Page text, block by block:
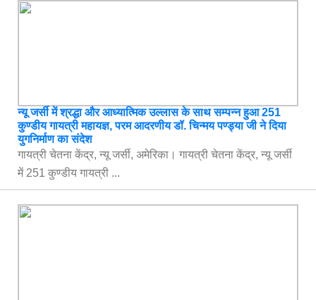
न्यू जर्सी में श्रद्धा और आध्यात्मिक उल्लास के साथ सम्पन्न हुआ 251
कुण्डीय गायत्री महायज्ञ, परम आदरणीय डॉ. चिन्मय पण्ड्या जी ने दिया
युगनिर्माण का संदेश
गायत्री चेतना केंद्र, न्यू जर्सी, अमेरिका। गायत्री चेतना केंद्र, न्यू जर्सी
में 251 कुण्डीय गायत्री ...